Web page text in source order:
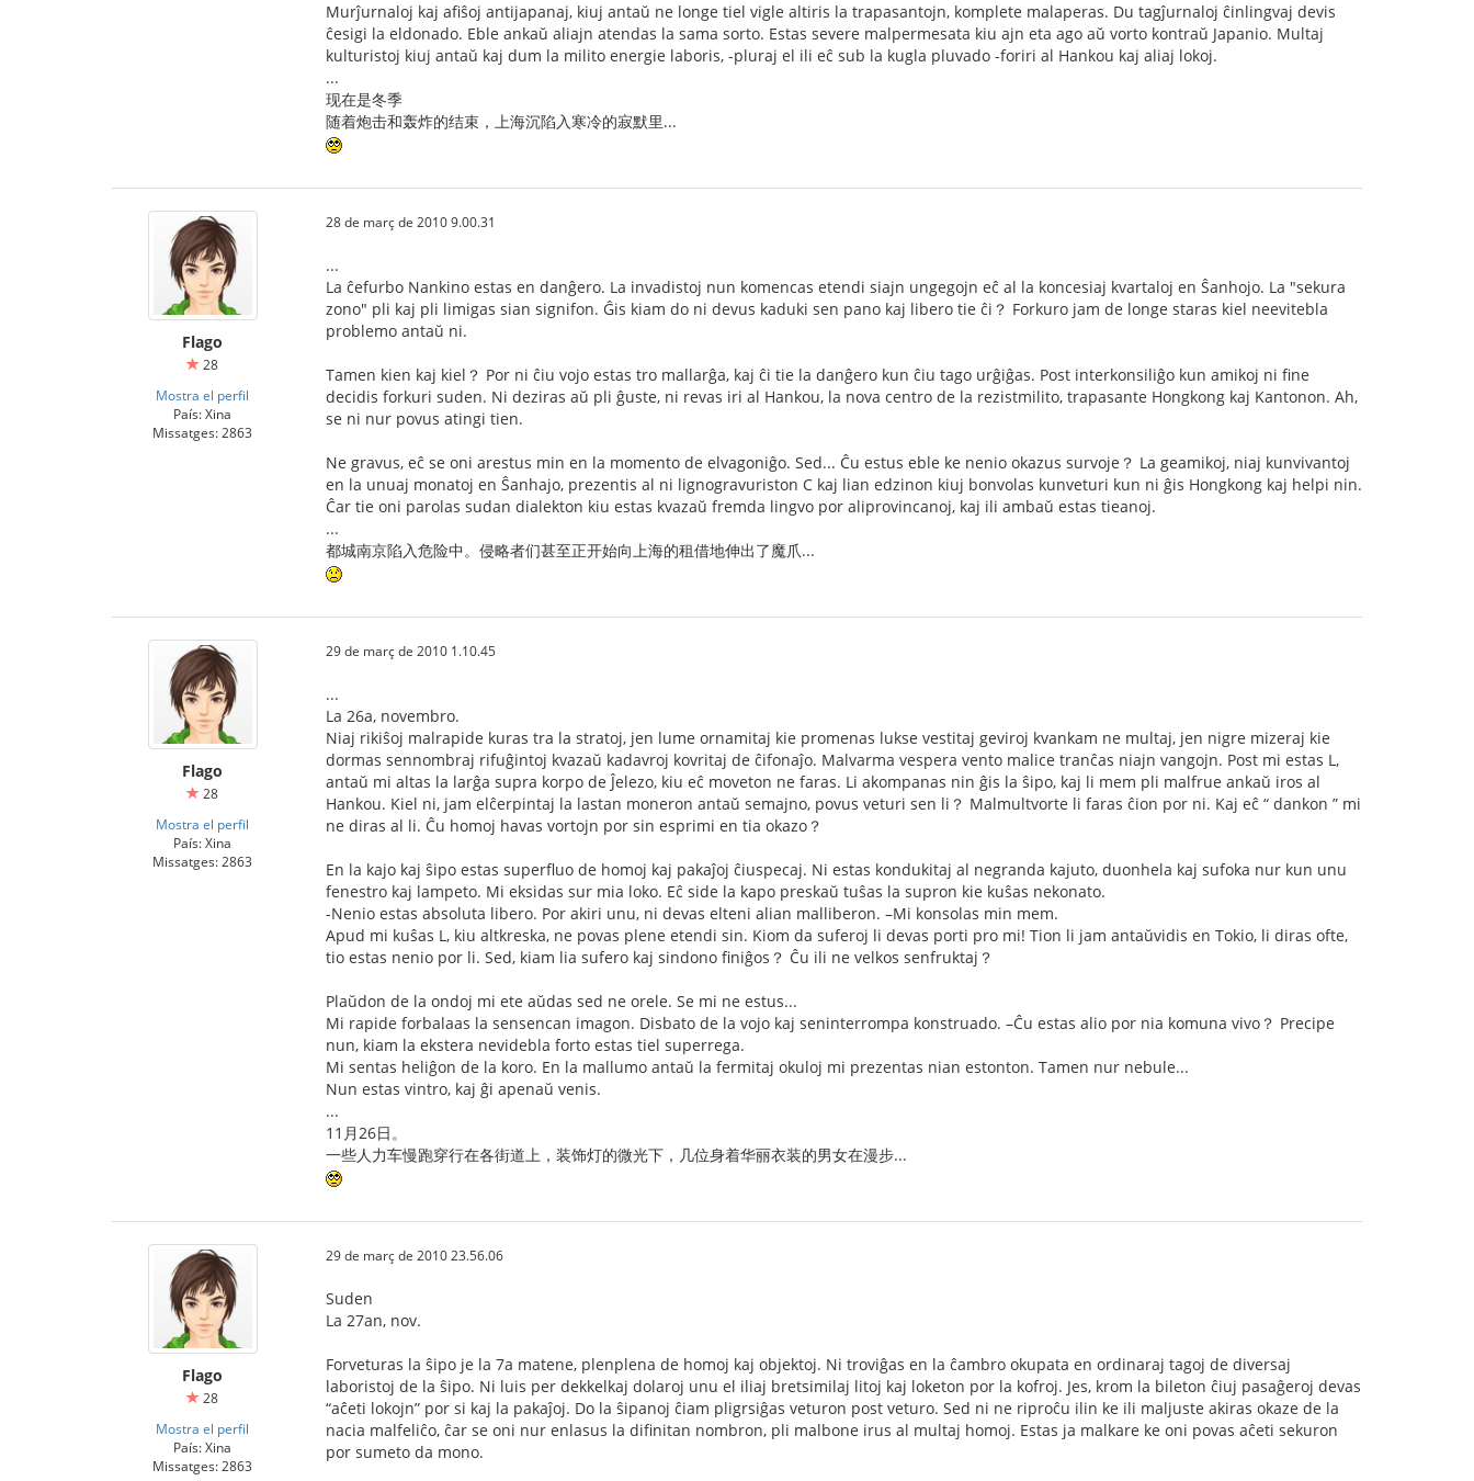
Murĵurnaloj kaj afiŝoj antijapanaj, kiuj antaŭ ne longe tiel vigle altiris la trapasantojn, komplete malaperas. Du tagĵurnaloj ĉinlingvaj devis
ĉesigi la eldonado. Eble ankaŭ aliajn atendas la sama sorto. Estas severe malpermesata kiu ajn eta ago aŭ vorto kontraŭ Japanio. Multaj
kulturistoj kiuj antaŭ kaj dum la milito energie laboris, -pluraj el ili eĉ sub la kugla pluvado -foriri al Hankou kaj aliaj lokoj.
...
现在是冬季
随着炮击和轰炸的结束，上海沉陷入寒冷的寂默里...
Flago
28
Mostra el perfil
País: Xina
Missatges: 2863
28 de març de 2010 9.00.31
...
La ĉefurbo Nankino estas en danĝero. La invadistoj nun komencas etendi siajn ungegojn eĉ al la koncesiaj kvartaloj en Ŝanhojo. La "sekura
zono" pli kaj pli limigas sian signifon. Ĝis kiam do ni devus kaduki sen pano kaj libero tie ĉi？ Forkuro jam de longe staras kiel neevitebla
problemo antaŭ ni.
Tamen kien kaj kiel？ Por ni ĉiu vojo estas tro mallarĝa, kaj ĉi tie la danĝero kun ĉiu tago urĝiĝas. Post interkonsiliĝo kun amikoj ni fine
decidis forkuri suden. Ni deziras aŭ pli ĝuste, ni revas iri al Hankou, la nova centro de la rezistmilito, trapasante Hongkong kaj Kantonon. Ah,
se ni nur povus atingi tien.
Ne gravus, eĉ se oni arestus min en la momento de elvagoniĝo. Sed... Ĉu estus eble ke nenio okazus survoje？ La geamikoj, niaj kunvivantoj
en la unuaj monatoj en Ŝanhajo, prezentis al ni lignogravuriston C kaj lian edzinon kiuj bonvolas kunveturi kun ni ĝis Hongkong kaj helpi nin.
Ĉar tie oni parolas sudan dialekton kiu estas kvazaŭ fremda lingvo por aliprovincanoj, kaj ili ambaŭ estas tieanoj.
...
都城南京陷入危险中。侵略者们甚至正开始向上海的租借地伸出了魔爪...
Flago
28
Mostra el perfil
País: Xina
Missatges: 2863
29 de març de 2010 1.10.45
...
La 26a, novembro.
Niaj rikiŝoj malrapide kuras tra la stratoj, jen lume ornamitaj kie promenas lukse vestitaj geviroj kvankam ne multaj, jen nigre mizeraj kie
dormas sennombraj rifuĝintoj kvazaŭ kadavroj kovritaj de ĉifonaĵo. Malvarma vespera vento malice tranĉas niajn vangojn. Post mi estas L,
antaŭ mi altas la larĝa supra korpo de Ĵelezo, kiu eĉ moveton ne faras. Li akompanas nin ĝis la ŝipo, kaj li mem pli malfrue ankaŭ iros al
Hankou. Kiel ni, jam elĉerpintaj la lastan moneron antaŭ semajno, povus veturi sen li？ Malmultvorte li faras ĉion por ni. Kaj eĉ “ dankon ” mi
ne diras al li. Ĉu homoj havas vortojn por sin esprimi en tia okazo？
En la kajo kaj ŝipo estas superfluo de homoj kaj pakaĵoj ĉiuspecaj. Ni estas kondukitaj al negranda kajuto, duonhela kaj sufoka nur kun unu
fenestro kaj lampeto. Mi eksidas sur mia loko. Eĉ side la kapo preskaŭ tuŝas la supron kie kuŝas nekonato.
-Nenio estas absoluta libero. Por akiri unu, ni devas elteni alian malliberon. –Mi konsolas min mem.
Apud mi kuŝas L, kiu altkreska, ne povas plene etendi sin. Kiom da suferoj li devas porti pro mi! Tion li jam antaŭvidis en Tokio, li diras ofte,
tio estas nenio por li. Sed, kiam lia sufero kaj sindono finiĝos？ Ĉu ili ne velkos senfruktaj？
Plaŭdon de la ondoj mi ete aŭdas sed ne orele. Se mi ne estus...
Mi rapide forbalaas la sensencan imagon. Disbato de la vojo kaj seninterrompa konstruado. –Ĉu estas alio por nia komuna vivo？ Precipe
nun, kiam la ekstera nevidebla forto estas tiel superrega.
Mi sentas heliĝon de la koro. En la mallumo antaŭ la fermitaj okuloj mi prezentas nian estonton. Tamen nur nebule...
Nun estas vintro, kaj ĝi apenaŭ venis.
...
11月26日。
一些人力车慢跑穿行在各街道上，装饰灯的微光下，几位身着华丽衣装的男女在漫步...
Flago
28
Mostra el perfil
País: Xina
Missatges: 2863
29 de març de 2010 23.56.06
Suden
La 27an, nov.
Forveturas la ŝipo je la 7a matene, plenplena de homoj kaj objektoj. Ni troviĝas en la ĉambro okupata en ordinaraj tagoj de diversaj
laboristoj de la ŝipo. Ni luis per dekkelkaj dolaroj unu el iliaj bretsimilaj litoj kaj loketon por la kofroj. Jes, krom la bileton ĉiuj pasaĝeroj devas
“aĉeti lokojn” por si kaj la pakaĵoj. Do la ŝipanoj ĉiam pligrsiĝas veturon post veturo. Sed ni ne riproĉu ilin ke ili maljuste akiras okaze de la
nacia malfeliĉo, ĉar se oni nur enlasus la difinitan nombron, pli malbone irus al multaj homoj. Estas ja malkare ke oni povas aĉeti sekuron
por sumeto da mono.